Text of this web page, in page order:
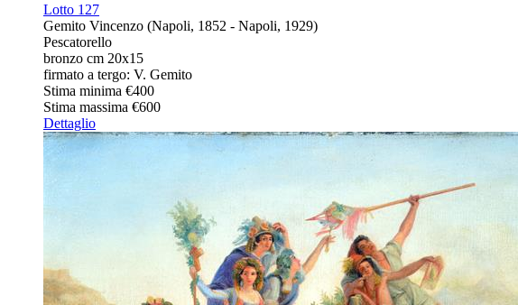
Lotto 127
Gemito Vincenzo (Napoli, 1852 - Napoli, 1929)
Pescatorello
bronzo cm 20x15
firmato a tergo: V. Gemito
Stima minima €400
Stima massima €600
Dettaglio